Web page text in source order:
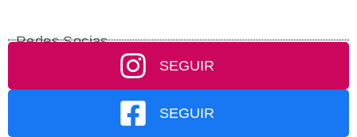
Redes Socias
SEGUIR
SEGUIR